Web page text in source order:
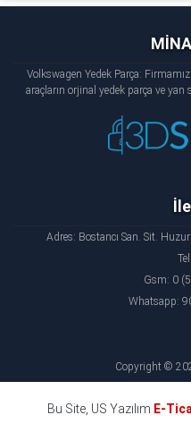
Volkswagen Yedek Parça:
araçların orjinal yedek parça ve yan
Adres: Bostancı San. Sit.
Gsm: 0
Whatsapp:
Copyright ©
Bu Site, US Yazılım E-